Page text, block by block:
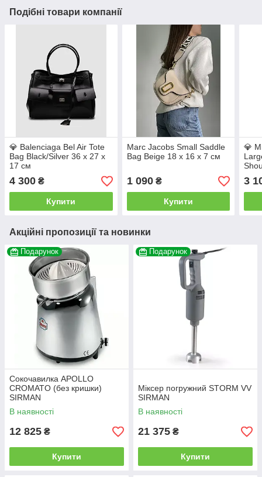
Подібні товари компанії
💎 Balenciaga Bel Air Tote
Bag Black/Silver 36 х 27 х
17 см
4 300 ₴
Купити
Marc Jacobs Small Saddle
Bag Beige 18 х 16 х 7 см
1 090₴
Купити
💎
15
3
Акційні пропозиції та новинки
Подарунок
Сокочавилка APOLLO
CROMATO (без кришки)
SIRMAN
В наявності
12 825 ₴
Купити
Подарунок
Міксер погружний STORM VV
SIRMAN
В наявності
21 375 ₴
Купити